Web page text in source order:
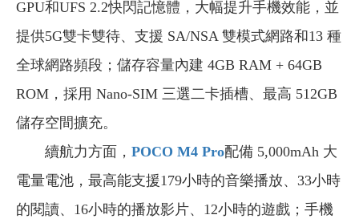
GPU和UFS 2.2快閃記憶體，大幅提升手機效能，並
提供5G雙卡雙待、支援 SA/NSA 雙模式網路和13 種
全球網路頻段；儲存容量內建 4GB RAM + 64GB
ROM，採用 Nano-SIM 三選二卡插槽、最高 512GB
儲存空間擴充。
續航力方面， POCO M4 Pro配備 5,000mAh 大
電量電池，最高能支援179小時的音樂播放、33小時
的閱讀、16小時的播放影片、12小時的遊戲；手機